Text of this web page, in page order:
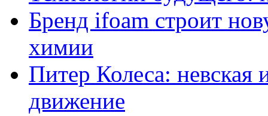
Бренд ifoam строит
химии
Питер Колеса: невская
движение